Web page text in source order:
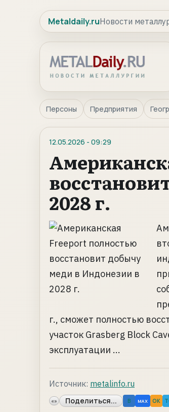
Metaldaily.ruНовости
Персоны Предприятия
12.05.2026 - 09:29
2028 г.
г., сможет полностью
участок Grasberg Block
эксплуатации ...
Источник: metalinfo.ru
«» Поделиться... B MAX OK